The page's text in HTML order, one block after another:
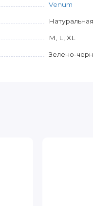
Venum
M, L, XL
Зелено-